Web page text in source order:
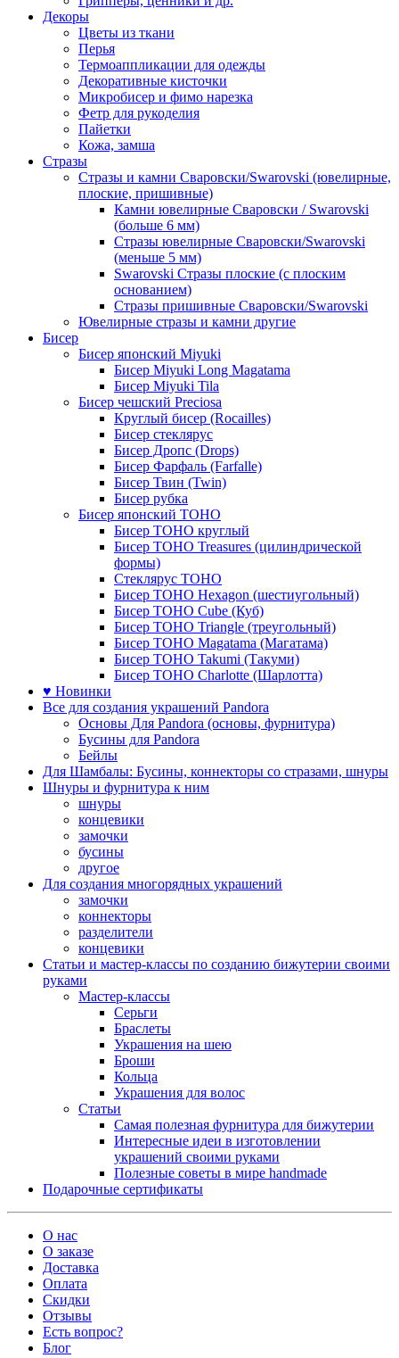
Декоры
Цветы из ткани
Перья
Термоаппликации для одежды
Декоративные кисточки
Микробисер и фимо нарезка
Фетр для рукоделия
Пайетки
Кожа, замша
Стразы
Стразы и камни Сваровски/Swarovski (ювелирные,
плоские, пришивные)
Камни ювелирные Сваровски / Swarovski
(больше 6 мм)
Стразы ювелирные Сваровски/Swarovski
(меньше 5 мм)
Swarovski Стразы плоские (с плоским
основанием)
Стразы пришивные Сваровски/Swarovski
Ювелирные стразы и камни другие
Бисер
Бисер японский Miyuki
Бисер Miyuki Long Magatama
Бисер Miyuki Tila
Бисер чешский Preciosa
Круглый бисер (Rocailles)
Бисер стеклярус
Бисер Дропс (Drops)
Бисер Фарфаль (Farfalle)
Бисер Твин (Twin)
Бисер рубка
Бисер японский TOHO
Бисер TOHO круглый
Бисер TOHO Treasures (цилиндрической
формы)
Стеклярус TOHO
Бисер TOHO Hexagon (шестиугольный)
Бисер TOHO Cube (Куб)
Бисер TOHO Triangle (треугольный)
Бисер TOHO Magatama (Магатама)
Бисер TOHO Takumi (Такуми)
Бисер TOHO Charlotte (Шарлотта)
♥ Новинки
Все для создания украшений Pandora
Основы Для Pandora (основы, фурнитура)
Бусины для Pandora
Бейлы
Для Шамбалы: Бусины, коннекторы со стразами, шнуры
Шнуры и фурнитура к ним
шнуры
концевики
замочки
бусины
другое
Для создания многорядных украшений
замочки
коннекторы
разделители
концевики
Статьи и мастер-классы по созданию бижутерии своими
руками
Мастер-классы
Серьги
Браслеты
Украшения на шею
Броши
Кольца
Украшения для волос
Статьи
Самая полезная фурнитура для бижутерии
Интересные идеи в изготовлении
украшений своими руками
Полезные советы в мире handmade
Подарочные сертификаты
О нас
О заказе
Доставка
Оплата
Скидки
Отзывы
Есть вопрос?
Блог